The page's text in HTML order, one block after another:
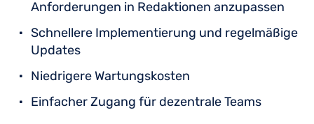
Anforderungen in Redaktionen anzupassen
Schnellere Implementierung und regelmäßige
Updates
Niedrigere Wartungskosten
Einfacher Zugang für dezentrale Teams